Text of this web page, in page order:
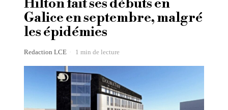
Hilton fait ses débuts en
Galice en septembre, malgré
les épidémies
Redaction LCE 1 min de lecture